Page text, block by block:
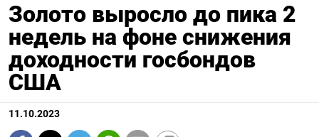
Золото выросло до пика 2
недель на фоне снижения
доходности госбондов
США
11.10.2023